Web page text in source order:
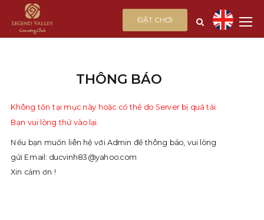
ĐẶT CHƠI
THÔNG BÁO
Không tồn tại mục này hoặc có thể do Server bị quá tải.
Bạn vui lòng thử vào lại.
Nếu bạn muốn liên hệ với Admin để thông báo, vui lòng
gửi Email: ducvinh83@yahoo.com
Xin cảm ơn !